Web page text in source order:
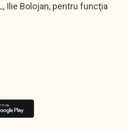
Ilie Bolojan, pentru funcţia